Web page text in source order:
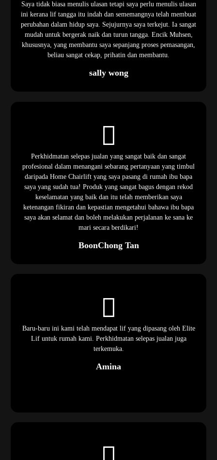
Saya tidak biasa menulis ulasan tetapi saya perlu menulis ulasan
ini kerana lif tangga itu indah dan sememangnya telah membuat
perubahan dalam hidup saya. Sejujurnya saya terkejut. Ia sangat
mudah untuk bergerak naik dan turun tangga. Encik Muhsen,
khususnya, yang membantu saya sepanjang proses pemasangan,
beliau sangat cekap, prihatin dan membantu.
sally wong
Perkhidmatan selepas jualan yang sangat baik dan sangat
profesional dalam menangani sebarang pertanyaan yang timbul
daripada Home Chairlift yang saya pasang di rumah ibu bapa
saya yang sudah tua! Produk yang sangat bagus dengan rekod
keselamatan yang baik dan itu telah memberikan saya
ketenangan fikiran dan kepastian mengetahui bahawa ibu bapa
saya akan selamat dan boleh melakukan perjalanan ke sana ke
mari secara berdikari!
BoonChong Tan
Baru-baru ini kami telah mendapat lif yang dipasang oleh Elite
Lif untuk rumah kami. Perkhidmatan selepas jualan juga
terkemuka.
Amina